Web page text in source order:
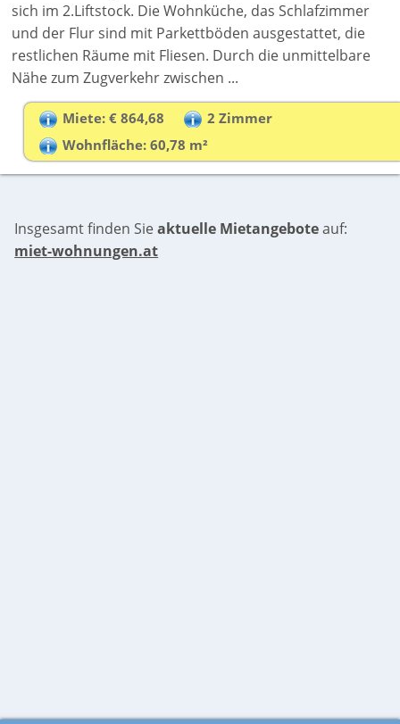
sich im 2.Liftstock. Die Wohnküche, das Schlafzimmer
und der Flur sind mit Parkettböden ausgestattet, die
restlichen Räume mit Fliesen. Durch die unmittelbare
Nähe zum Zugverkehr zwischen ...
Miete: € 864,68
2 Zimmer
Wohnfläche: 60,78 m²
Insgesamt finden Sieaktuelle Mietangeboteauf:
miet-wohnungen.at